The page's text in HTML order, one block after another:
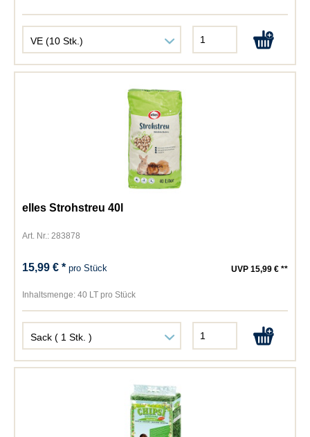
elles Strohstreu 40l
Art. Nr.: 283878
15,99 € *pro Stück UVP 15,99 € **
Inhaltsmenge: 40 LT pro Stück